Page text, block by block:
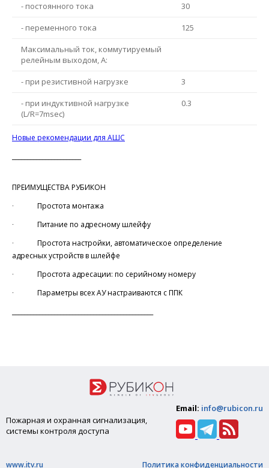
- постоянного тока
30
- переменного тока
125
Максимальный ток, коммутируемый
релейным выходом, А:
- при резистивной нагрузке
3
- при индуктивной нагрузке
(L/R=7msec)
0.3
Новые рекомендации для АШС
ПРЕИМУЩЕСТВА РУБИКОН
∙ Простота монтажа
∙ Питание по адресному шлейфу
∙ Простота настройки, автоматическое определение
адресных устройств в шлейфе
∙ Простота адресации: по серийному номеру
∙ Параметры всех АУ настраиваются с ППК
Пожарная и охранная сигнализация,
системы контроля доступа
Email: info@rubicon.ru
www.itv.ru Политика конфиденциальности